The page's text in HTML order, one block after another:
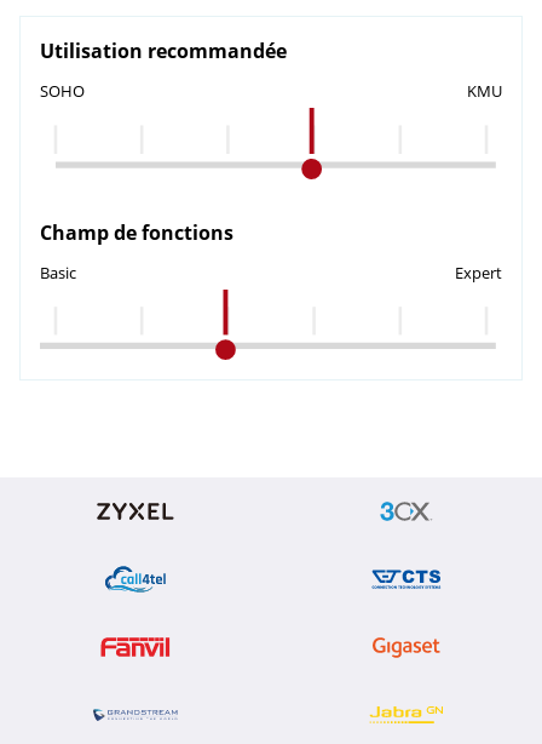
Utilisation recommandée
SOHO KMU
Champ de fonctions
Basic Expert